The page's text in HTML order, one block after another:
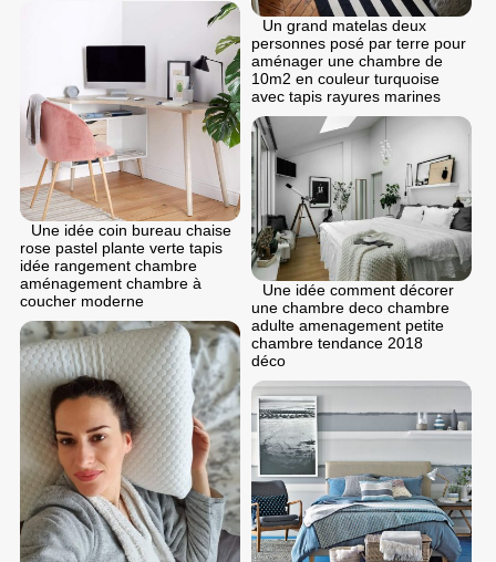
Un grand matelas deux
personnes posé par terre pour
aménager une chambre de
10m2 en couleur turquoise
avec tapis rayures marines
Une idée coin bureau chaise
rose pastel plante verte tapis
idée rangement chambre
aménagement chambre à
coucher moderne
Une idée comment décorer
une chambre deco chambre
adulte amenagement petite
chambre tendance 2018
déco